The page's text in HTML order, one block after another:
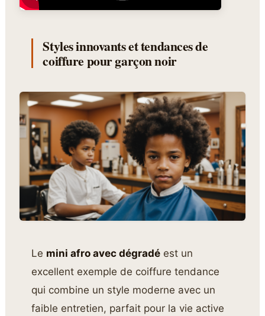
Styles innovants et tendances de
coiffure pour garçon noir
Le mini afro avec dégradé est un
excellent exemple de coiffure tendance
qui combine un style moderne avec un
faible entretien, parfait pour la vie active